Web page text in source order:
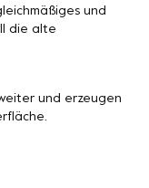
und
die alte
und erzeugen